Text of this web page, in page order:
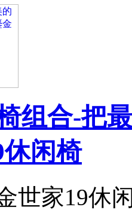
组合-把
闲椅
世家19休